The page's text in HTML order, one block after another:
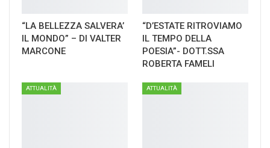
“LA BELLEZZA SALVERA’
IL MONDO” – DI VALTER
MARCONE
“D’ESTATE RITROVIAMO
IL TEMPO DELLA
POESIA”- DOTT.SSA
ROBERTA FAMELI
ATTUALITÀ ATTUALITÀ